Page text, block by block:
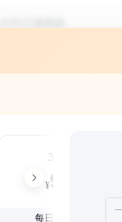
3个月
¥99
每日仅1.08元